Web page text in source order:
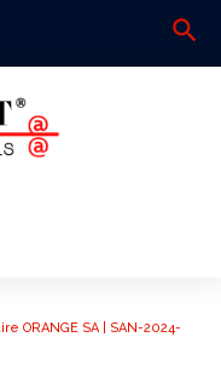
search
ORANGE SA | SAN-2024-